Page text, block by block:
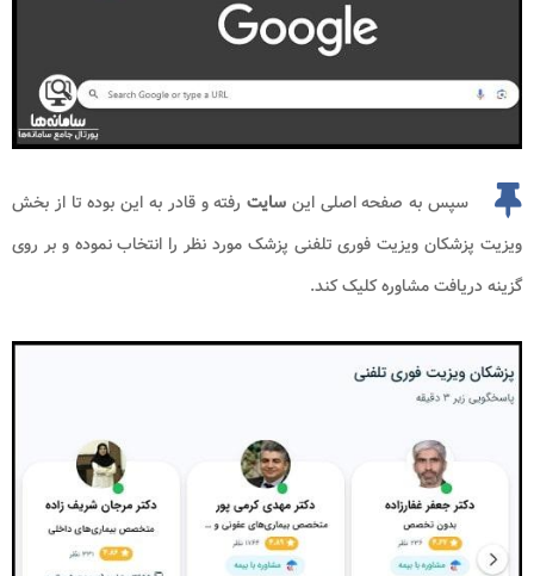
سپس به صفحه اصلی این سایت رفته و قادر به این بوده تا از بخش
ویزیت پزشکان ویزیت فوری تلفنی پزشک مورد نظر را انتخاب نموده و بر روی
گزینه دریافت مشاوره کلیک کند.